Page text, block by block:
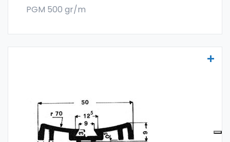
PGM 500 gr/m
Las molduras para vehículos se fabrican
con la especial aleación 6060 y se venden
en el formato en barra. El pedido mínimo es
de 300 kg.